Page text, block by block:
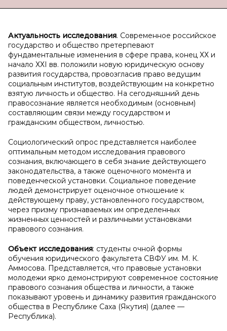
Актуальность исследования. Современное российское
государство и общество претерпевают
фундаментальные изменения в сфере права, конец ХХ и
начало ХХI вв. положили новую юридическую основу
развития государства, провозгласив право ведущим
социальным институтов, воздействующим на конкретно
взятую личность и общество. На сегодняшний день
правосознание является необходимым (основным)
составляющим связи между государством и
гражданским обществом, личностью.
Социологический опрос представляется наиболее
оптимальным методом исследования правового
сознания, включающего в себя знание действующего
законодательства, а также оценочного момента и
поведенческой установки. Социальное поведение
людей демонстрирует оценочное отношение к
действующему праву, установленного государством,
через призму признаваемых им определенных
жизненных ценностей и различными установками
правового сознания.
Объект исследования: студенты очной формы
обучения юридического факультета СВФУ им. М. К.
Аммосова. Представляется, что правовые установки
молодежи ярко демонстрируют современное состояние
правового сознания общества и личности, а также
показывают уровень и динамику развития гражданского
общества в Республике Саха (Якутия) (далее —
Республика).